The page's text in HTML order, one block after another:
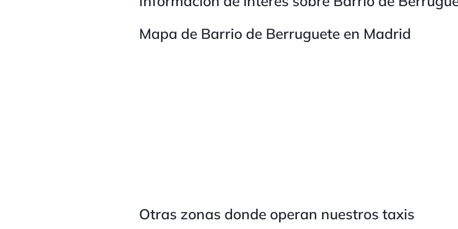
Mapa de Barrio de Berruguete en Madrid
Otras zonas donde operan nuestros taxis